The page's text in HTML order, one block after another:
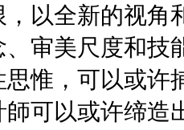
以全新的视角
审美尺度和技
惟，可以或许
可以或许缔造